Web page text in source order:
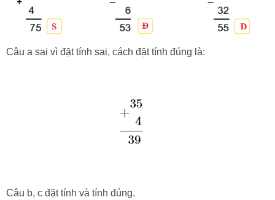
Câu a sai vì đặt tính sai, cách đặt tính đúng là:
Câu b, c đặt tính và tính đúng.